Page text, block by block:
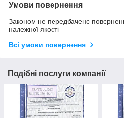
Умови повернення
Законом не передбачено
належної якості
Всі умови повернення
Подібні послуги компанії